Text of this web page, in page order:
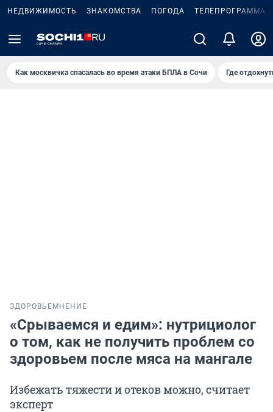
НЕДВИЖИМОСТЬ ЗНАКОМСТВА ПОГОДА ТЕЛЕПРОГРАММА
Как москвичка спасалась во время атаки БПЛА в Сочи Где
ЗДОРОВЬЕ МНЕНИЕ
«Срываемся и едим»: нутрициолог
о том, как не получить проблем со
здоровьем после мяса на мангале
Избежать тяжести и отеков можно, считает
эксперт